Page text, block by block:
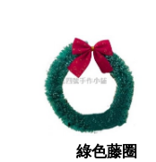
綠色藤圈